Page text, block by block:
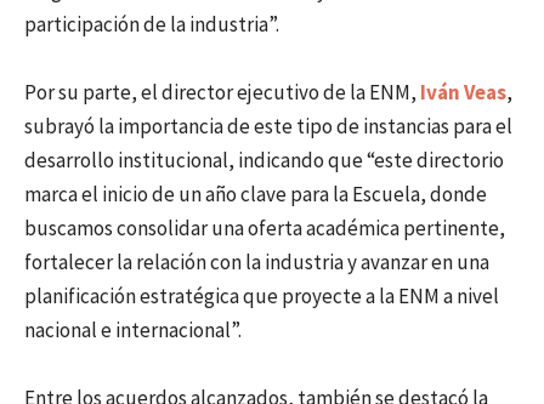
participación de la industria”.
Por su parte, el director ejecutivo de la ENM, Iván Veas,
subrayó la importancia de este tipo de instancias para el
desarrollo institucional, indicando que “este directorio
marca el inicio de un año clave para la Escuela, donde
buscamos consolidar una oferta académica pertinente,
fortalecer la relación con la industria y avanzar en una
planificación estratégica que proyecte a la ENM a nivel
nacional e internacional”.
Entre los acuerdos alcanzados, también se destacó la